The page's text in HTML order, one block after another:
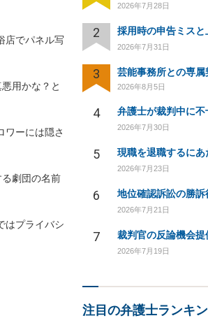
店でパネル写
用かな？と
ワーには隠さ
劇団の名前
はプライバシ
2026年7月28日
2
2026年7月31日
3
2026年8月5日
4
2026年7月30日
5
2026年7月23日
6
2026年7月21日
7
2026年7月19日
注目の弁護士ランキ